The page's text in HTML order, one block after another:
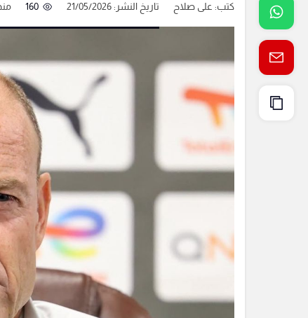
كتب: على صلاح تاريخ النشر: 21/05/2026 160